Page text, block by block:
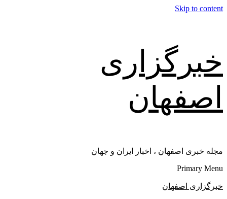
Skip to content
خبرگزاری
اصفهان
مجله خبری اصفهان ، اخبار ایران و جهان
Primary Menu
خبرگزاری اصفهان